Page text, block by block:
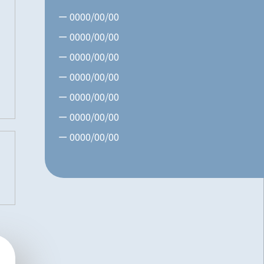
0000/00/00
0000/00/00
0000/00/00
0000/00/00
0000/00/00
0000/00/00
0000/00/00